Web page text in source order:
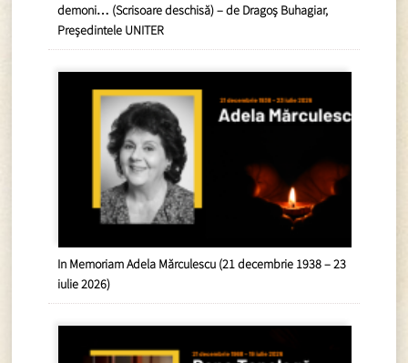
demoni… (Scrisoare deschisă) – de Dragoș Buhagiar,
Președintele UNITER
In Memoriam Adela Mărculescu (21 decembrie 1938 – 23
iulie 2026)